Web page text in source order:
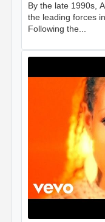
By the late 1990s,
the leading forces
Following the...